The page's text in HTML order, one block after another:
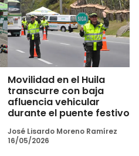
Movilidad en el Huila
transcurre con baja
afluencia vehicular
durante el puente festivo
José Lisardo Moreno Ramírez
16/05/2026